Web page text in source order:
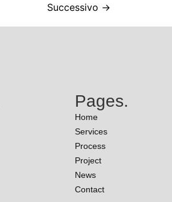
Successivo →
Pages.
Home
Services
Process
Project
News
Contact